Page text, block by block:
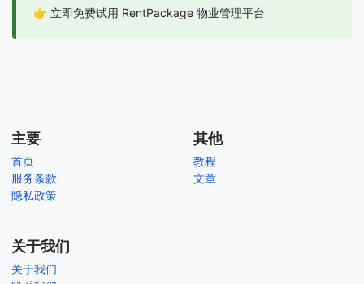
👉 立即免费试用 RentPackage 物业管理平台
主要
首页
服务条款
隐私政策
其他
教程
文章
关于我们
关于我们